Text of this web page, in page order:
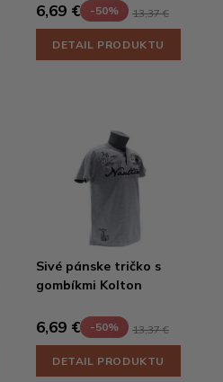
6,69 € -50% 13,37 €
DETAIL PRODUKTU
Sivé pánske tričko s
gombíkmi Kolton
6,69 € -50% 13,37 €
DETAIL PRODUKTU